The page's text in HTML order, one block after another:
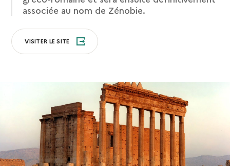
associée au nom de Zénobie.
VISITER LE SITE